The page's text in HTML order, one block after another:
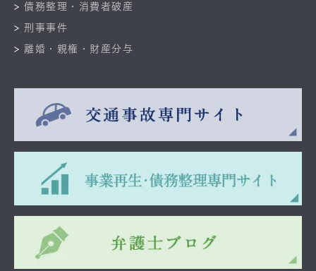
債務整理・消費者破産
刑事事件
離婚・親権・財産分与